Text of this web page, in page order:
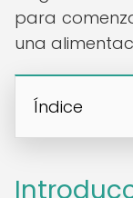
para
una
Índice